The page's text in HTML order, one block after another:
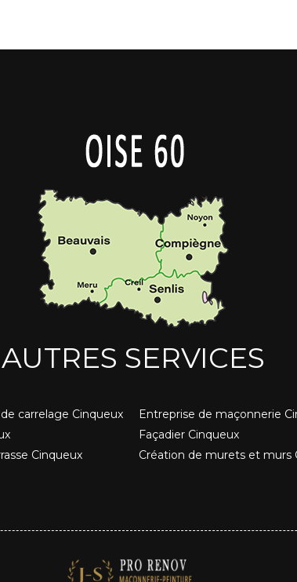
AUTRES SERVICES
carrelage Cinqueux
Cinqueux
Entreprise de maçonnerie
Façadier Cinqueux
Création de murets et murs